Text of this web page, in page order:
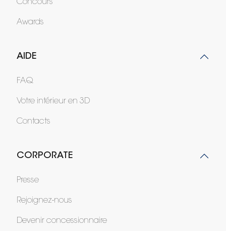
Concours
Awards
AIDE
FAQ
Votre intérieur en 3D
Contacts
CORPORATE
Presse
Rejoignez-nous
Devenir concessionnaire